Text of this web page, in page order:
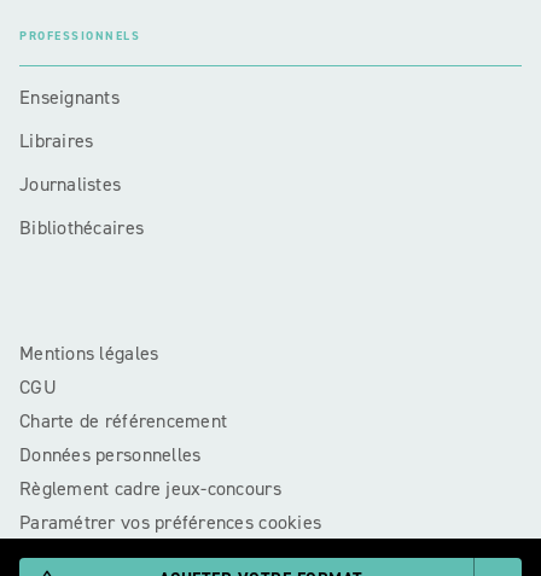
PROFESSIONNELS
Enseignants
Libraires
Journalistes
Bibliothécaires
Mentions légales
CGU
Charte de référencement
Données personnelles
Règlement cadre jeux-concours
Paramétrer vos préférences cookies